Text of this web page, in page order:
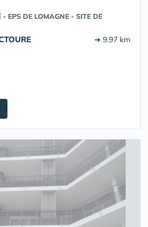
EPS DE LOMAGNE - SITE DE
➔ 9.97 km